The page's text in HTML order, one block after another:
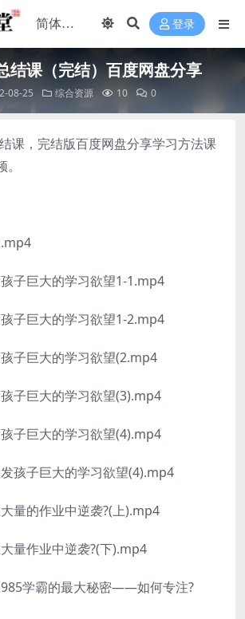
登录
结课（完结）百度网盘分享
08-25 综合资源 10 0
，完结版百度网盘分享学习方法课
巨大的学习欲望1-1.mp4
巨大的学习欲望1-2.mp4
巨大的学习欲望(2.mp4
巨大的学习欲望(3).mp4
巨大的学习欲望(4).mp4
子巨大的学习欲望(4).mp4
的作业中逆袭?(上).mp4
作业中逆袭?(下).mp4
学霸的最大秘密——如何专注?